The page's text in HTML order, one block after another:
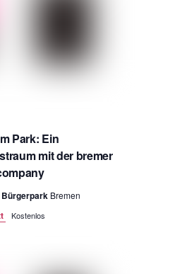
Park: Ein
mit der bremer
Bremen
Kostenlos